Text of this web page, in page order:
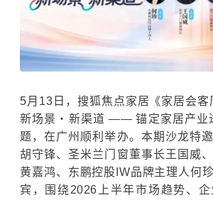
5月13日，搜狐焦点家居《家居会客
新场景・新渠道 —— 锚定家居产业
题，在广州顺利举办。本期沙龙特
胡守锋、圣米兰门窗董事长王国威
黄嘉鸿、东鹏控股IW品牌主理人何
宾，围绕2026上半年市场趋势、